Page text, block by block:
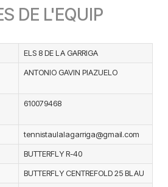
DE L'EQUIP
ELS 8 DE LA GARRIGA
ANTONIO GAVIN PIAZUELO
610079468
tennistaulalagarriga@gmail.com
BUTTERFLY R-40
BUTTERFLY CENTREFOLD 25 BLAU